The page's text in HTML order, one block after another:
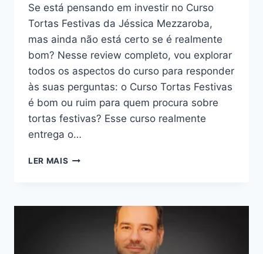
Se está pensando em investir no Curso
Tortas Festivas da Jéssica Mezzaroba,
mas ainda não está certo se é realmente
bom? Nesse review completo, vou explorar
todos os aspectos do curso para responder
às suas perguntas: o Curso Tortas Festivas
é bom ou ruim para quem procura sobre
tortas festivas? Esse curso realmente
entrega o…
LER MAIS CURSO
OU